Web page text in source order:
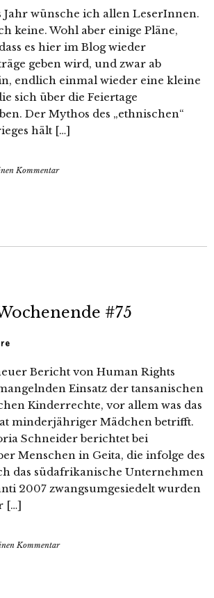
Jahr wünsche ich allen LeserInnen.
keine. Wohl aber einige Pläne,
es hier im Blog wieder
geben wird, und zwar ab
endlich einmal wieder eine kleine
sich über die Feiertage
Der Mythos des „ethnischen“
hält […]
Kommentar
#75
Bericht von Human Rights
Einsatz der tansanischen
Kinderrechte, vor allem was das
minderjähriger Mädchen betrifft.
Schneider berichtet bei
Menschen in Geita, die infolge des
das südafrikanische Unternehmen
2007 zwangsumgesiedelt wurden
[…]
Kommentar